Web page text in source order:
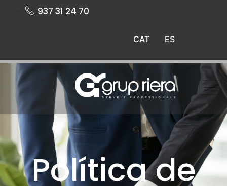
937 31 24 70
CAT ES
Política de